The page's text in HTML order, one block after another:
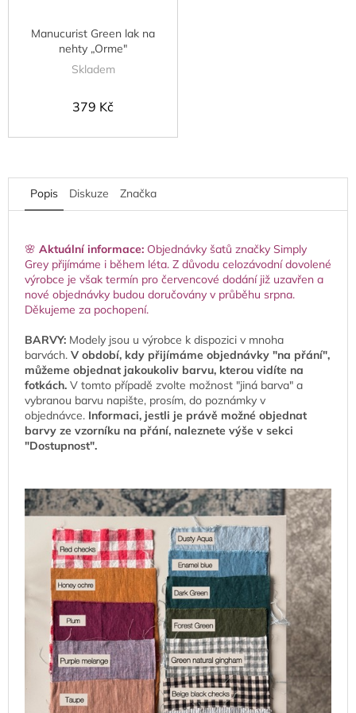
Manucurist Green lak na
nehty „Orme"
Skladem
379 Kč
Popis Diskuze Značka
🌸 Aktuální informace: Objednávky šatů značky Simply
Grey přijímáme i během léta. Z důvodu celozávodní dovolené
výrobce je však termín pro červencové dodání již uzavřen a
nové objednávky budou doručovány v průběhu srpna.
Děkujeme za pochopení.
BARVY: Modely jsou u výrobce k dispozici v mnoha
barvách. V období, kdy přijímáme objednávky "na přání",
můžeme objednat jakoukoliv barvu, kterou vidíte na
fotkách. V tomto případě zvolte možnost "jiná barva" a
vybranou barvu napište, prosím, do poznámky v
objednávce. Informaci, jestli je právě možné objednat
barvy ze vzorníku na přání, naleznete výše v sekci
"Dostupnost".